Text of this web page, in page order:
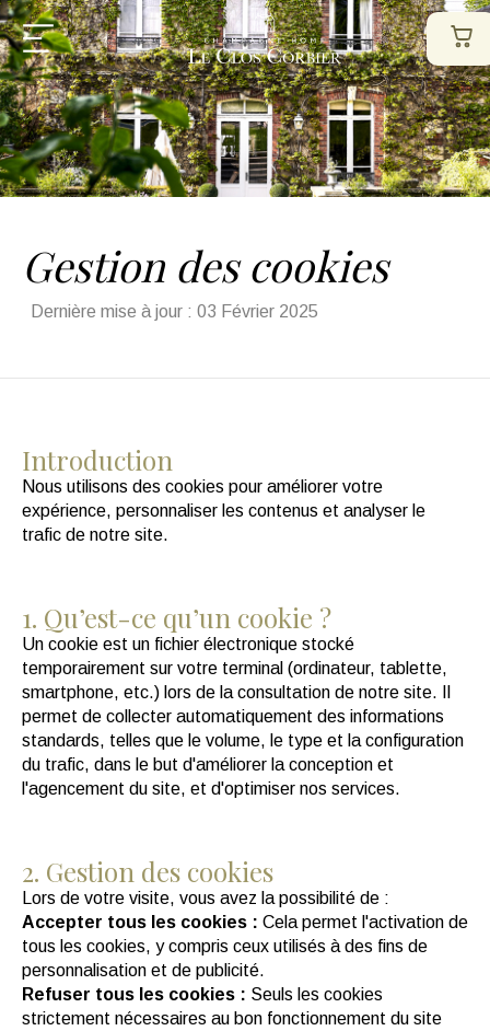
Gestion des cookies
Dernière mise à jour : 03 Février 2025
Introduction
Nous utilisons des cookies pour améliorer votre
expérience, personnaliser les contenus et analyser le
trafic de notre site.
1. Qu’est-ce qu’un cookie ?
Un cookie est un fichier électronique stocké
temporairement sur votre terminal (ordinateur, tablette,
smartphone, etc.) lors de la consultation de notre site. Il
permet de collecter automatiquement des informations
standards, telles que le volume, le type et la configuration
du trafic, dans le but d'améliorer la conception et
l'agencement du site, et d'optimiser nos services.
2. Gestion des cookies
Lors de votre visite, vous avez la possibilité de :
Accepter tous les cookies : Cela permet l'activation de
tous les cookies, y compris ceux utilisés à des fins de
personnalisation et de publicité.
Refuser tous les cookies : Seuls les cookies
strictement nécessaires au bon fonctionnement du site